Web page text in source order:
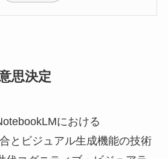
思決定
における
とビジュアル生成機能の技術